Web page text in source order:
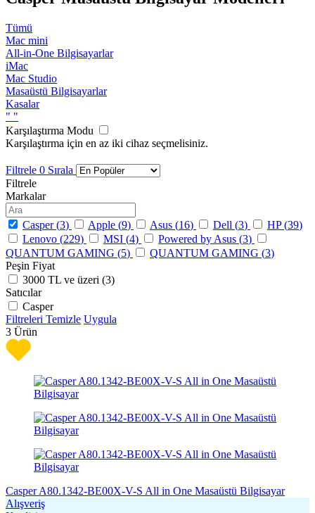
Tümü
Mac mini
All-in-One Bilgisayarlar
iMac
Mac Studio
Masaüstü Bilgisayarlar
Kasalar
" "
Karşılaştırma Modu
Karşılaştırma için en az iki cihaz seçmelisiniz.
Filtrele 0 Sırala
Filtrele
Markalar
Casper (3) Apple (9) Asus (16) Dell (3) HP (39)
Lenovo (229) MSI (4) Powered by Asus (3)
QUANTUM GAMING (5) QUANTUM GAMING (3)
Peşin Fiyat
3000 TL ve üzeri (3)
Satıcılar
Casper
Filtreleri Temizle Uygula
3 Ürün
Casper A80.1342-BE00X-V-S All in One Masaüstü Bilgisayar
Alışveriş